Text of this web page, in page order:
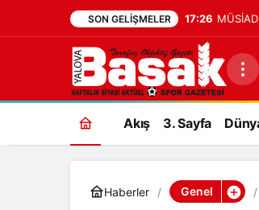
SON GELIŞMELER 17:26
Akış 3. Sayfa
Haberler Genel